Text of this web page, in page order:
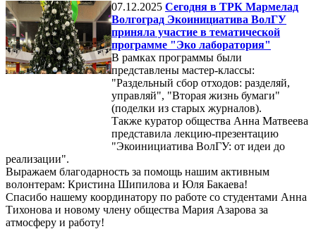
07.12.2025 Сегодня в ТРК Мармелад
Волгоград Экоинициатива ВолГУ
приняла участие в тематической
программе "Эко лаборатория"
В рамках программы были
представлены мастер-классы:
"Раздельный сбор отходов: разделяй,
управляй", "Вторая жизнь бумаги"
(поделки из старых журналов).
Также куратор общества Анна Матвеева
представила лекцию-презентацию
"Экоинициатива ВолГУ: от идеи до
реализации".
Выражаем благодарность за помощь нашим активным
волонтерам: Кристина Шипилова и Юля Бакаева!
Спасибо нашему координатору по работе со студентами Анна
Тихонова и новому члену общества Мария Азарова за
атмосферу и работу!